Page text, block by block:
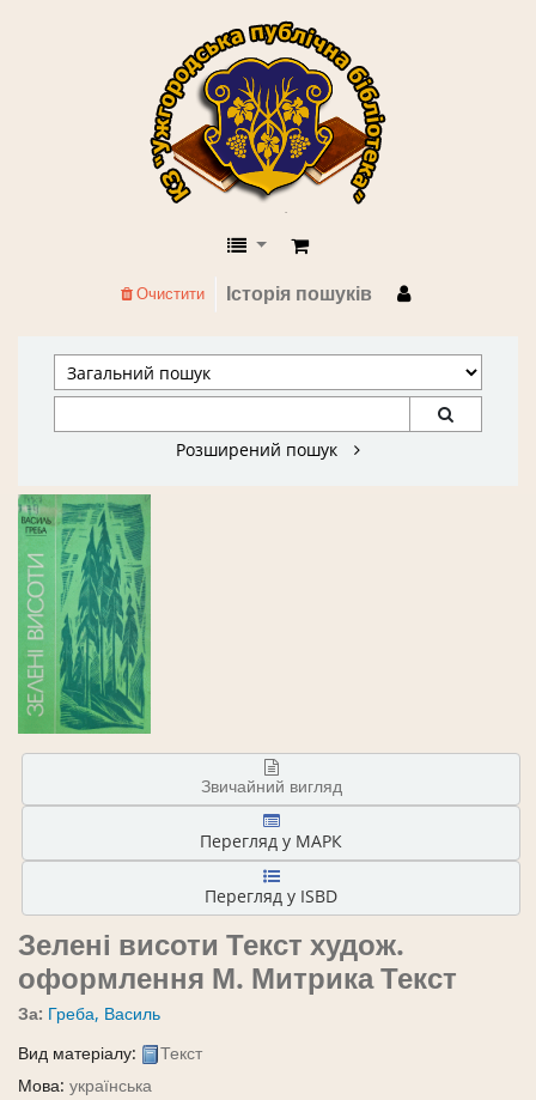
КЗ "Ужгородська публічна
Історія пошуків
Очистити
Розширений пошук
Звичайний вигляд
Перегляд у МАРК
Перегляд у ISBD
Зелені висоти Текст худож.
оформлення М. МитрикаТекст
За: Греба, Василь
Вид матеріалу:
Текст
Мова: українська